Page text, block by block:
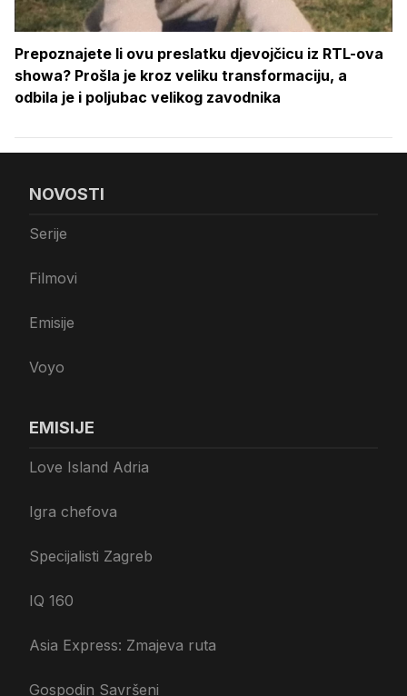
Prepoznajete li ovu preslatku djevojčicu iz RTL-ova
showa? Prošla je kroz veliku transformaciju, a
odbila je i poljubac velikog zavodnika
NOVOSTI
Serije
Filmovi
Emisije
Voyo
EMISIJE
Love Island Adria
Igra chefova
Specijalisti Zagreb
IQ 160
Asia Express: Zmajeva ruta
Gospodin Savršeni